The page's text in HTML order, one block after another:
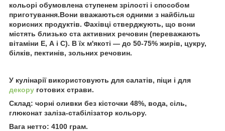
кольорі обумовлена ступенем зрілості і способом
приготування.Вони вважаються одними з найбільш
корисних продуктів. Фахівці стверджують, що вони
містять близько ста активних речовин (переважають
вітаміни Е, А і С). В їх м'якоті — до 50-75% жирів, цукру,
білків, пектинів, зольних речовин.
У кулінарії використовують для салатів, піци і для
декору готових страви.
Склад: чорні оливки без кісточки 48%, вода, сіль,
глюконат заліза-стабілізатор кольору.
Вага нетто: 4100 грам.